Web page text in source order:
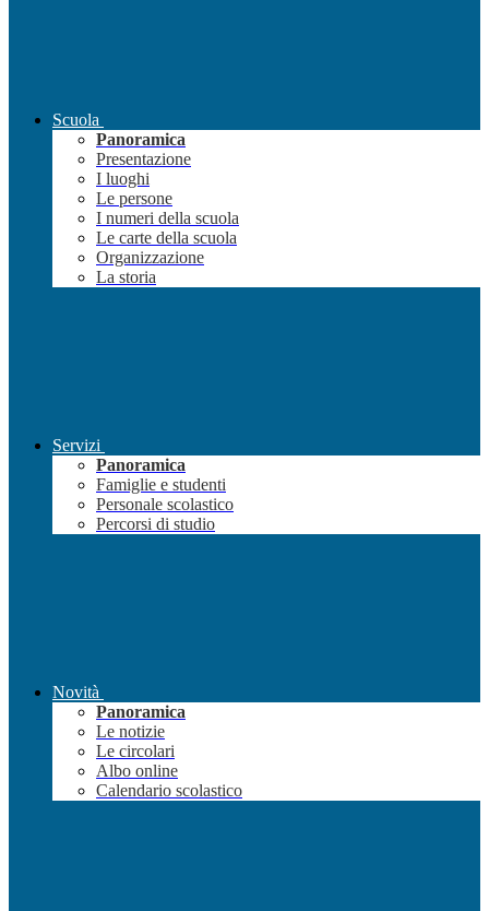
Scuola
Panoramica
Presentazione
I luoghi
Le persone
I numeri della scuola
Le carte della scuola
Organizzazione
La storia
Servizi
Panoramica
Famiglie e studenti
Personale scolastico
Percorsi di studio
Novità
Panoramica
Le notizie
Le circolari
Albo online
Calendario scolastico